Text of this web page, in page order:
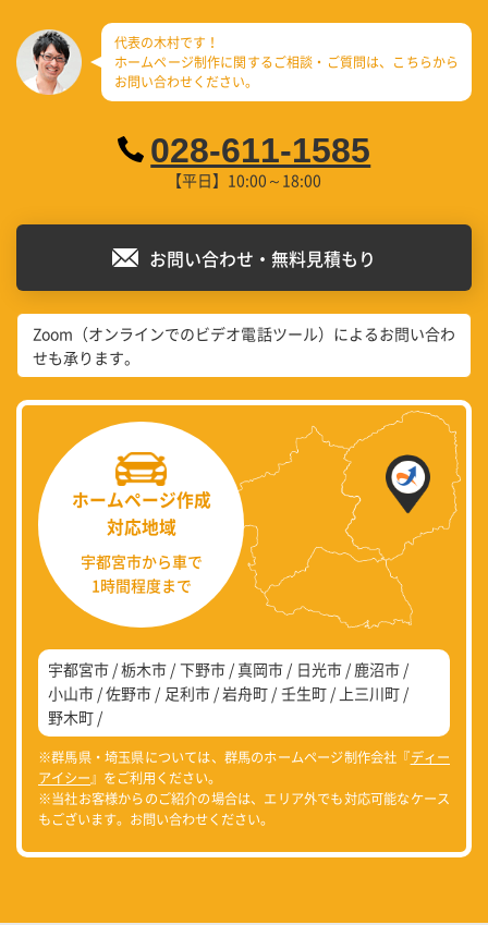
代表の木村です！
ホームページ制作に関するご相談・ご質問は、 こちらから
お問い合わせください。
028-611-1585
【平日】10:00～18:00
お問い合わせ・無料見積もり
Zoom（オンラインでのビデオ電話ツール）によるお問い合わ
せも承ります。
ホームページ作成
対応地域
宇都宮市から車で
1時間程度まで
宇都宮市 栃木市 下野市 真岡市 日光市
鹿沼市
小山市 佐野市 足利市 岩舟町 壬生町
上三川町
野木町
※群馬県・埼玉県については、群馬のホームページ制作会社『ディー
アイシー』をご利用ください。
※当社お客様からのご紹介の場合は、エリア外でも対応可能なケース
もございます。お問い合わせください。